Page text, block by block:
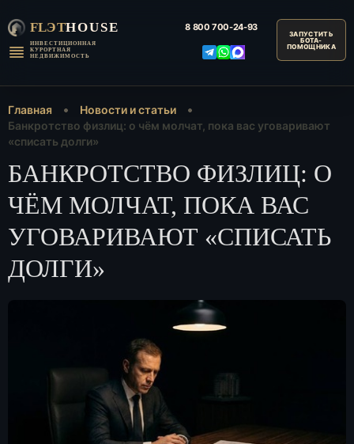
FLЭTHOUSE
ИНВЕСТИЦИОННАЯ
КУРОРТНАЯ
НЕДВИЖИМОСТЬ
8 800 700-24-93
Главная
Новости и статьи
Банкротство физлиц: о чём молчат, пока вас уговаривают
«списать долги»
БАНКРОТСТВО ФИЗЛИЦ: О
ЧЁМ МОЛЧАТ, ПОКА ВАС
УГОВАРИВАЮТ «СПИСАТЬ
ДОЛГИ»